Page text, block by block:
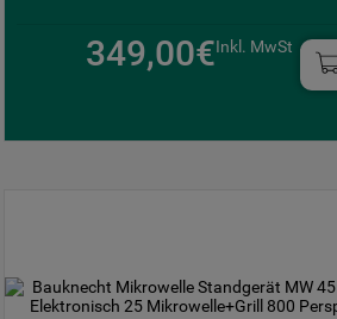
349,00€Inkl. MwSt